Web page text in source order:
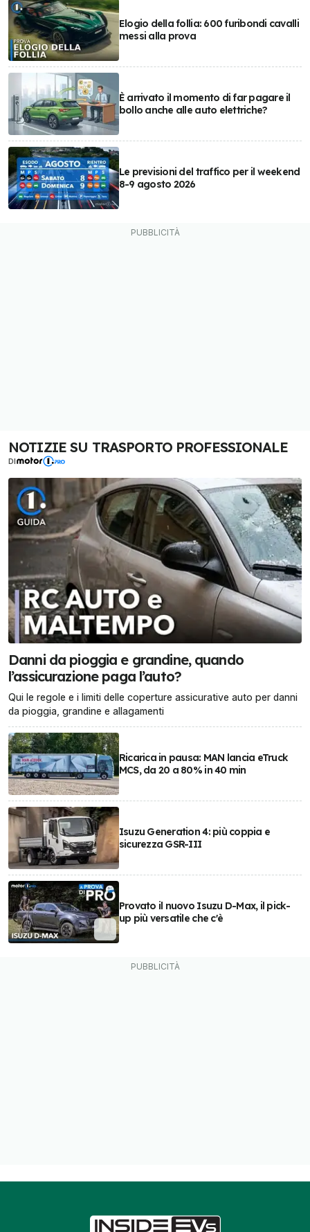
Elogio della follia: 600 furibondi cavalli
messi alla prova
È arrivato il momento di far pagare il
bollo anche alle auto elettriche?
Le previsioni del traffico per il weekend
8-9 agosto 2026
NOTIZIE SU TRASPORTO PROFESSIONALE
DI
Danni da pioggia e grandine, quando
l’assicurazione paga l’auto?
Qui le regole e i limiti delle coperture assicurative auto per danni
da pioggia, grandine e allagamenti
Ricarica in pausa: MAN lancia eTruck
MCS, da 20 a 80% in 40 min
Isuzu Generation 4: più coppia e
sicurezza GSR-III
Provato il nuovo Isuzu D-Max, il pick-
up più versatile che c'è